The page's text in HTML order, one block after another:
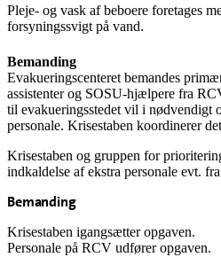
Pleje- og vask af beboere foretages
forsyningssvigt på vand.
Bemanding
Evakueringscenteret bemandes
assistenter og SOSU-hjælpere fra
til evakueringsstedet vil i nødvendigt
personale. Krisestaben koordinerer
Krisestaben og gruppen for
indkaldelse af ekstra personale evt.
Bemanding
Krisestaben igangsætter opgaven.
Personale på RCV udfører opgaven.